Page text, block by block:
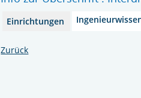
Einrichtungen
Zurück